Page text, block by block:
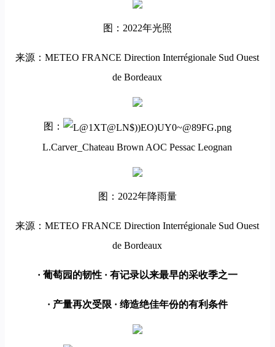
图：2022年光照
来源：METEO FRANCE Direction Interrégionale Sud Ouest
de Bordeaux
图：
L.Carver_Chateau Brown AOC Pessac Leognan
图：2022年降雨量
来源：METEO FRANCE Direction Interrégionale Sud Ouest
de Bordeaux
· 葡萄园的韧性 · 有记录以来最早的采收季之一
· 产量再次受限 · 缔造绝佳年份的有利条件